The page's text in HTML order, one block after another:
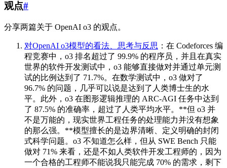
观点#
分享两篇关于 OpenAI o3 的观点。
对OpenAI o3模型的看法、思考与反思 ：在 Codeforces 编
程竞赛中，o3 排名超过了 99.9% 的程序员，并且在真实
世界的软件开发测试中，o3 能够直接做对并通过单元测
试的比例达到了 71.7%。在数学测试中，o3 做对了
96.7% 的问题，几乎可以说是达到了人类博士生的水
平。此外，o3 在图形逻辑推理的 ARC-AGI 任务中达到
了 87.5% 的准确率，超过了人类平均水平。**但 o3 并
不是万能的，现实世界工程任务的处理能力并没有想象
的那么强。**模型擅长的是边界清晰、定义明确的封闭
式科学问题。o3 不知道怎么样，但从 SWE Bench 只能
做对 71% 来看，还是不如人类软件开发工程师的，因为
一个合格的工程师不能说我只能完成 70% 的需求，剩下